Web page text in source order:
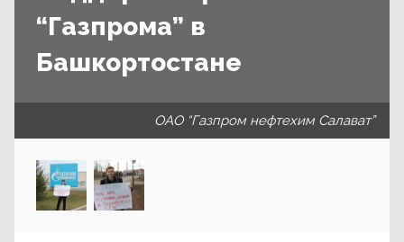
“Газпрома” в
Башкортостане
ОАО “Газпром нефтехим Салават”